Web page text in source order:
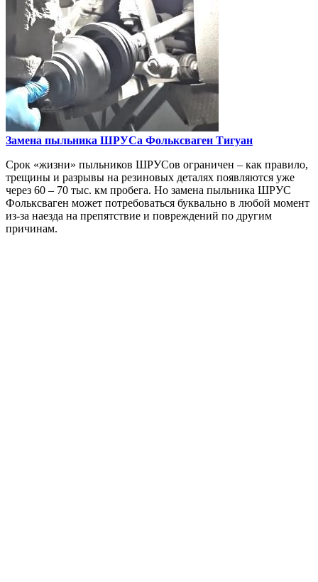
Замена пыльника ШРУСа Фольксваген Тигуан
Срок «жизни» пыльников ШРУСов ограничен – как правило,
трещины и разрывы на резиновых деталях появляются уже
через 60 – 70 тыс. км пробега. Но замена пыльника ШРУС
Фольксваген может потребоваться буквально в любой момент
из-за наезда на препятствие и повреждений по другим
причинам.